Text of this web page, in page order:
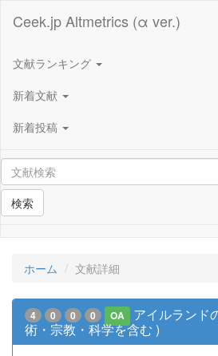
Ceek.jp Altmetrics (α ver.)
文献ランキング
新着文献
新着投稿
検索
ホーム 文献詳細
4 0 0 0 OA
アイルランド
術・宗教・科学を含む )